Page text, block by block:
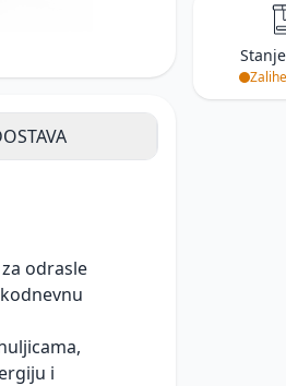
odrasle
i